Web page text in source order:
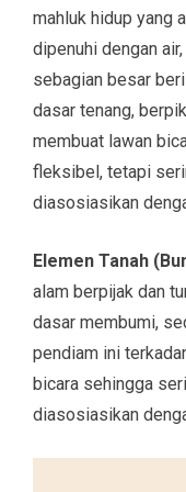
mahluk hidup yang
dipenuhi dengan
sebagian besar
dasar tenang,
membuat lawan
fleksibel, tetapi
diasosiasikan
Elemen Tanah
alam berpijak dan
dasar membumi,
pendiam ini
bicara sehingga
diasosiasikan